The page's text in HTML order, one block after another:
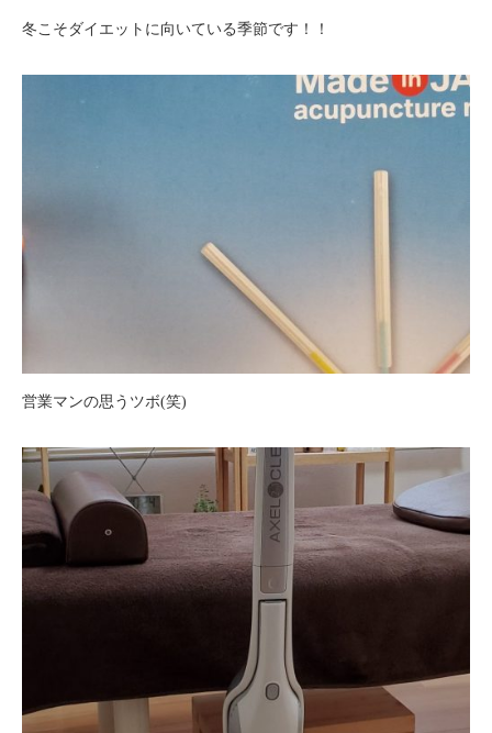
冬こそダイエットに向いている季節です！！
営業マンの思うツボ(笑)